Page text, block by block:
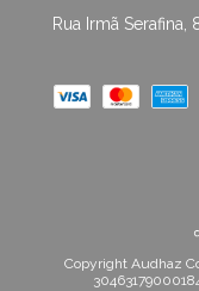
Rua Irmã
Copyright Audhaz